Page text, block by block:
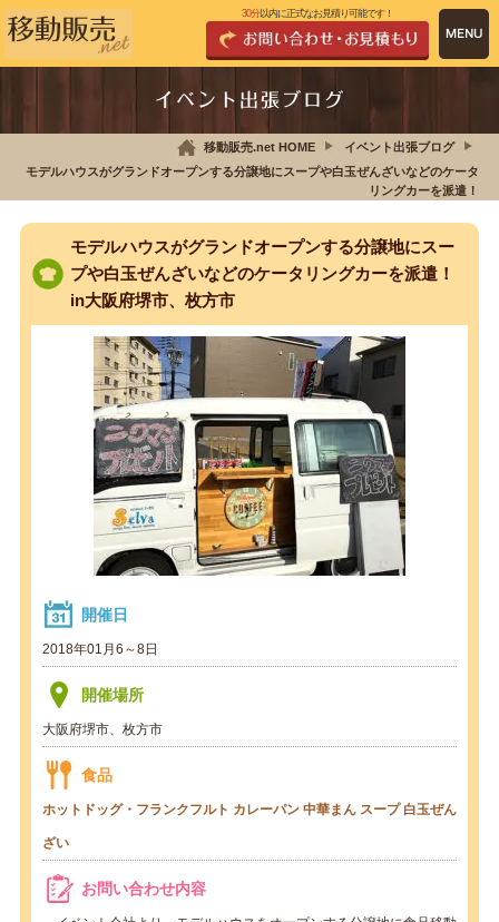
30分以内に正式なお見積り可能です！
イベント出張ブログ
移動販売.net HOME
イベント出張ブログ
モデルハウスがグランドオープンする分譲地にスープや白玉ぜんざいなどのケータ
リングカーを派遣！
モデルハウスがグランドオープンする分譲地にスー
プや白玉ぜんざいなどのケータリングカーを派遣！
in大阪府堺市、枚方市
開催日
2018年01月6～8日
開催場所
大阪府堺市、枚方市
食品
ホットドッグ・フランクフルト カレーパン 中華まん スープ 白玉ぜん
ざい
お問い合わせ内容